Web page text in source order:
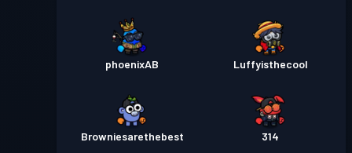
phoenixAB Luffyisthecool
Browniesarethebest 314